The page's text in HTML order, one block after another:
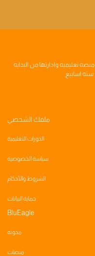
منصه تعليميه وادارتها من البدايه
سته اسابيع
ملفك الشخصي
الدورات التعليمية
سياسة الخصوصية
الشروط والأحكام
حماية البيانات
BluEagle
مدونه
منصات